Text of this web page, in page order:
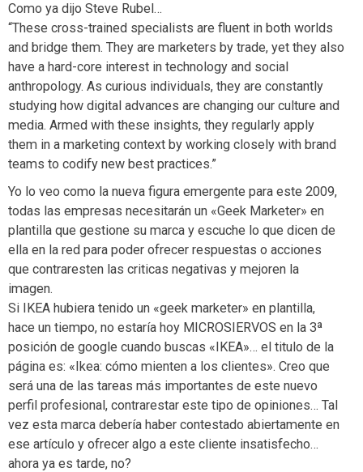
Como ya dijo Steve Rubel…
“These cross-trained specialists are fluent in both worlds
and bridge them. They are marketers by trade, yet they also
have a hard-core interest in technology and social
anthropology. As curious individuals, they are constantly
studying how digital advances are changing our culture and
media. Armed with these insights, they regularly apply
them in a marketing context by working closely with brand
teams to codify new best practices.”
Yo lo veo como la nueva figura emergente para este 2009,
todas las empresas necesitarán un «Geek Marketer» en
plantilla que gestione su marca y escuche lo que dicen de
ella en la red para poder ofrecer respuestas o acciones
que contraresten las criticas negativas y mejoren la
imagen.
Si IKEA hubiera tenido un «geek marketer» en plantilla,
hace un tiempo, no estaría hoy MICROSIERVOS en la 3ª
posición de google cuando buscas «IKEA»… el titulo de la
página es: «Ikea: cómo mienten a los clientes». Creo que
será una de las tareas más importantes de este nuevo
perfil profesional, contrarestar este tipo de opiniones… Tal
vez esta marca debería haber contestado abiertamente en
ese artículo y ofrecer algo a este cliente insatisfecho…
ahora ya es tarde, no?